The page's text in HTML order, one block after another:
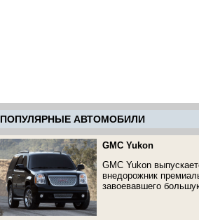
ПОПУЛЯРНЫЕ АВТОМОБИЛИ
GMC Yukon
GMC Yukon
внедорожник
завоевавшего